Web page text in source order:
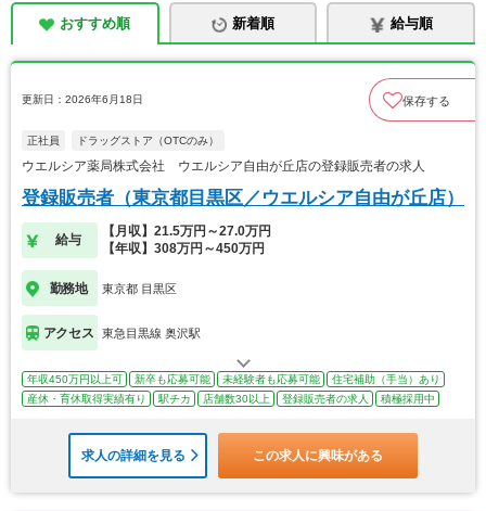
おすすめ順 新着順 給与順
更新日：2026年6月18日 保存する
正社員 ドラッグストア（OTCのみ）
ウエルシア薬局株式会社 ウエルシア自由が丘店の登録販売者の求人
登録販売者（東京都目黒区／ウエルシア自由が丘店）
給与
【月収】21.5万円～27.0万円
【年収】308万円～450万円
勤務地 東京都 目黒区
アクセス 東急目黒線 奥沢駅
年収450万円以上可 新卒も応募可能 未経験者も応募可能
住宅補助（手当）あり
産休・育休取得実績有り
駅チカ 店舗数30以上 登録販売者の求人 積極採用中
求人の詳細を見る この求人に興味がある